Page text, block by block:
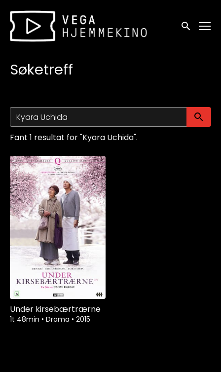
Tilgjengelighetslenker
Søk
Søketreff
Fant 1 resultat for "Kyara Uchida".
Under kirsebærtrærne
1t 48min • Drama • 2015